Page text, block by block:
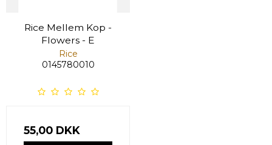
Rice Mellem Kop -
Flowers - E
Rice
0145780010
55,00 DKK